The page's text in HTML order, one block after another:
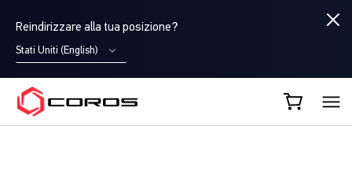
Reindirizzare alla tua posizione?
Stati Uniti (English)
COROS IT